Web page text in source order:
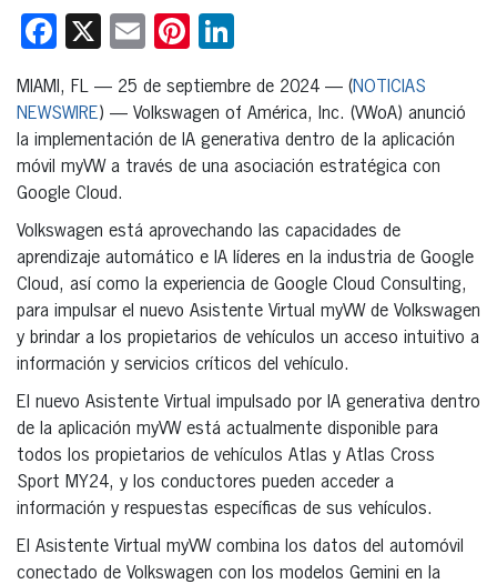
Facebook
X EmailPinterest
MIAMI, FL — 25 de septiembre de 2024 — (NOTICIAS
NEWSWIRE) — Volkswagen of América, Inc. (VWoA) anunció
la implementación de IA generativa dentro de la aplicación
móvil myVW a través de una asociación estratégica con
Google Cloud.
Volkswagen está aprovechando las capacidades de
aprendizaje automático e IA líderes en la industria de Google
Cloud, así como la experiencia de Google Cloud Consulting,
para impulsar el nuevo Asistente Virtual myVW de Volkswagen
y brindar a los propietarios de vehículos un acceso intuitivo a
información y servicios críticos del vehículo.
El nuevo Asistente Virtual impulsado por IA generativa dentro
de la aplicación myVW está actualmente disponible para
todos los propietarios de vehículos Atlas y Atlas Cross
Sport MY24, y los conductores pueden acceder a
información y respuestas específicas de sus vehículos.
El Asistente Virtual myVW combina los datos del automóvil
conectado de Volkswagen con los modelos Gemini en la